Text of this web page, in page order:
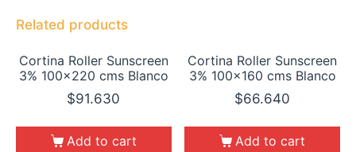
Related products
Cortina Roller Sunscreen
3% 100×220 cms Blanco
$91.630
Add to cart
Cortina Roller Sunscreen
3% 100×160 cms Blanco
$66.640
Add to cart